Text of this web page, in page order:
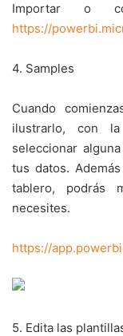
Importar o
https://
4. Samples
Cuando
ilustrarlo, con
seleccionar
tus datos.
tablero, podrás
necesites.
https://
5. Edita las